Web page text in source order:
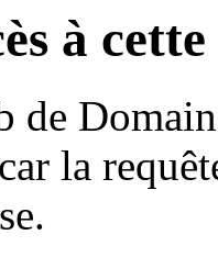
à
de
la